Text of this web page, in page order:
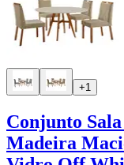
+1
Conjunto
Madeira